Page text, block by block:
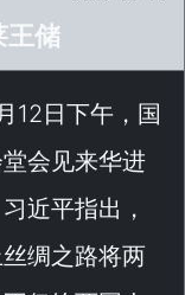
王储
12日下午，国
会见来华进
近平指出，
绸之路将两